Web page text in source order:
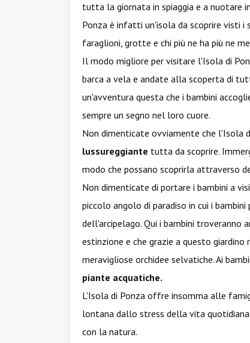
tutta la giornata in spiaggia e a nuotare
Ponza è infatti un'isola da scoprire visti i
faraglioni, grotte e chi più ne ha più ne
Il modo migliore per visitare l'Isola di
barca a vela e andate alla scoperta di
un'avventura questa che i bambini
sempre un segno nel loro cuore.
Non dimenticate ovviamente che l'Isola
lussureggiante tutta da scoprire.
modo che possano scoprirla attraverso
Non dimenticate di portare i bambini a
piccolo angolo di paradiso in cui i
dell'arcipelago. Qui i bambini troveranno
estinzione e che grazie a questo
meravigliose orchidee selvatiche. Ai
piante acquatiche.
L'Isola di Ponza offre insomma alle
lontana dallo stress della vita
con la natura.